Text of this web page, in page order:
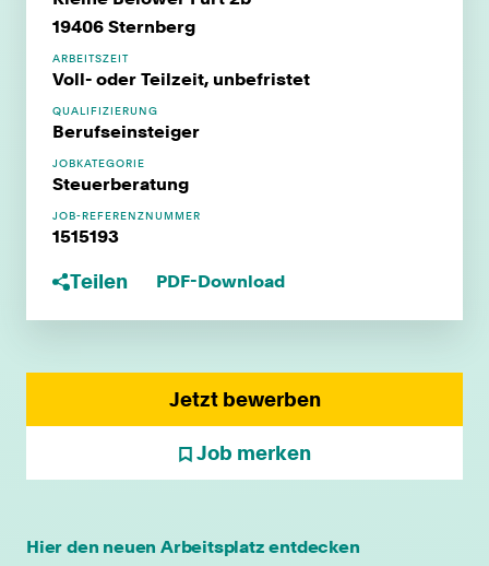
19406 Sternberg
ARBEITSZEIT
Voll- oder Teilzeit, unbefristet
QUALIFIZIERUNG
Berufseinsteiger
JOBKATEGORIE
Steuerberatung
JOB-REFERENZNUMMER
1515193
Teilen PDF-Download
Jetzt bewerben
Job merken
Hier den neuen Arbeitsplatz entdecken